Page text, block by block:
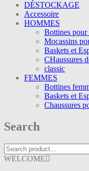
DÉSTOCKAGE
Accessoire
HOMMES
Bottines pour
Mocassins
Baskets et
CHaussures
classic
FEMMES
Bottines
Baskets et
Chaussures
Search
WELCOME